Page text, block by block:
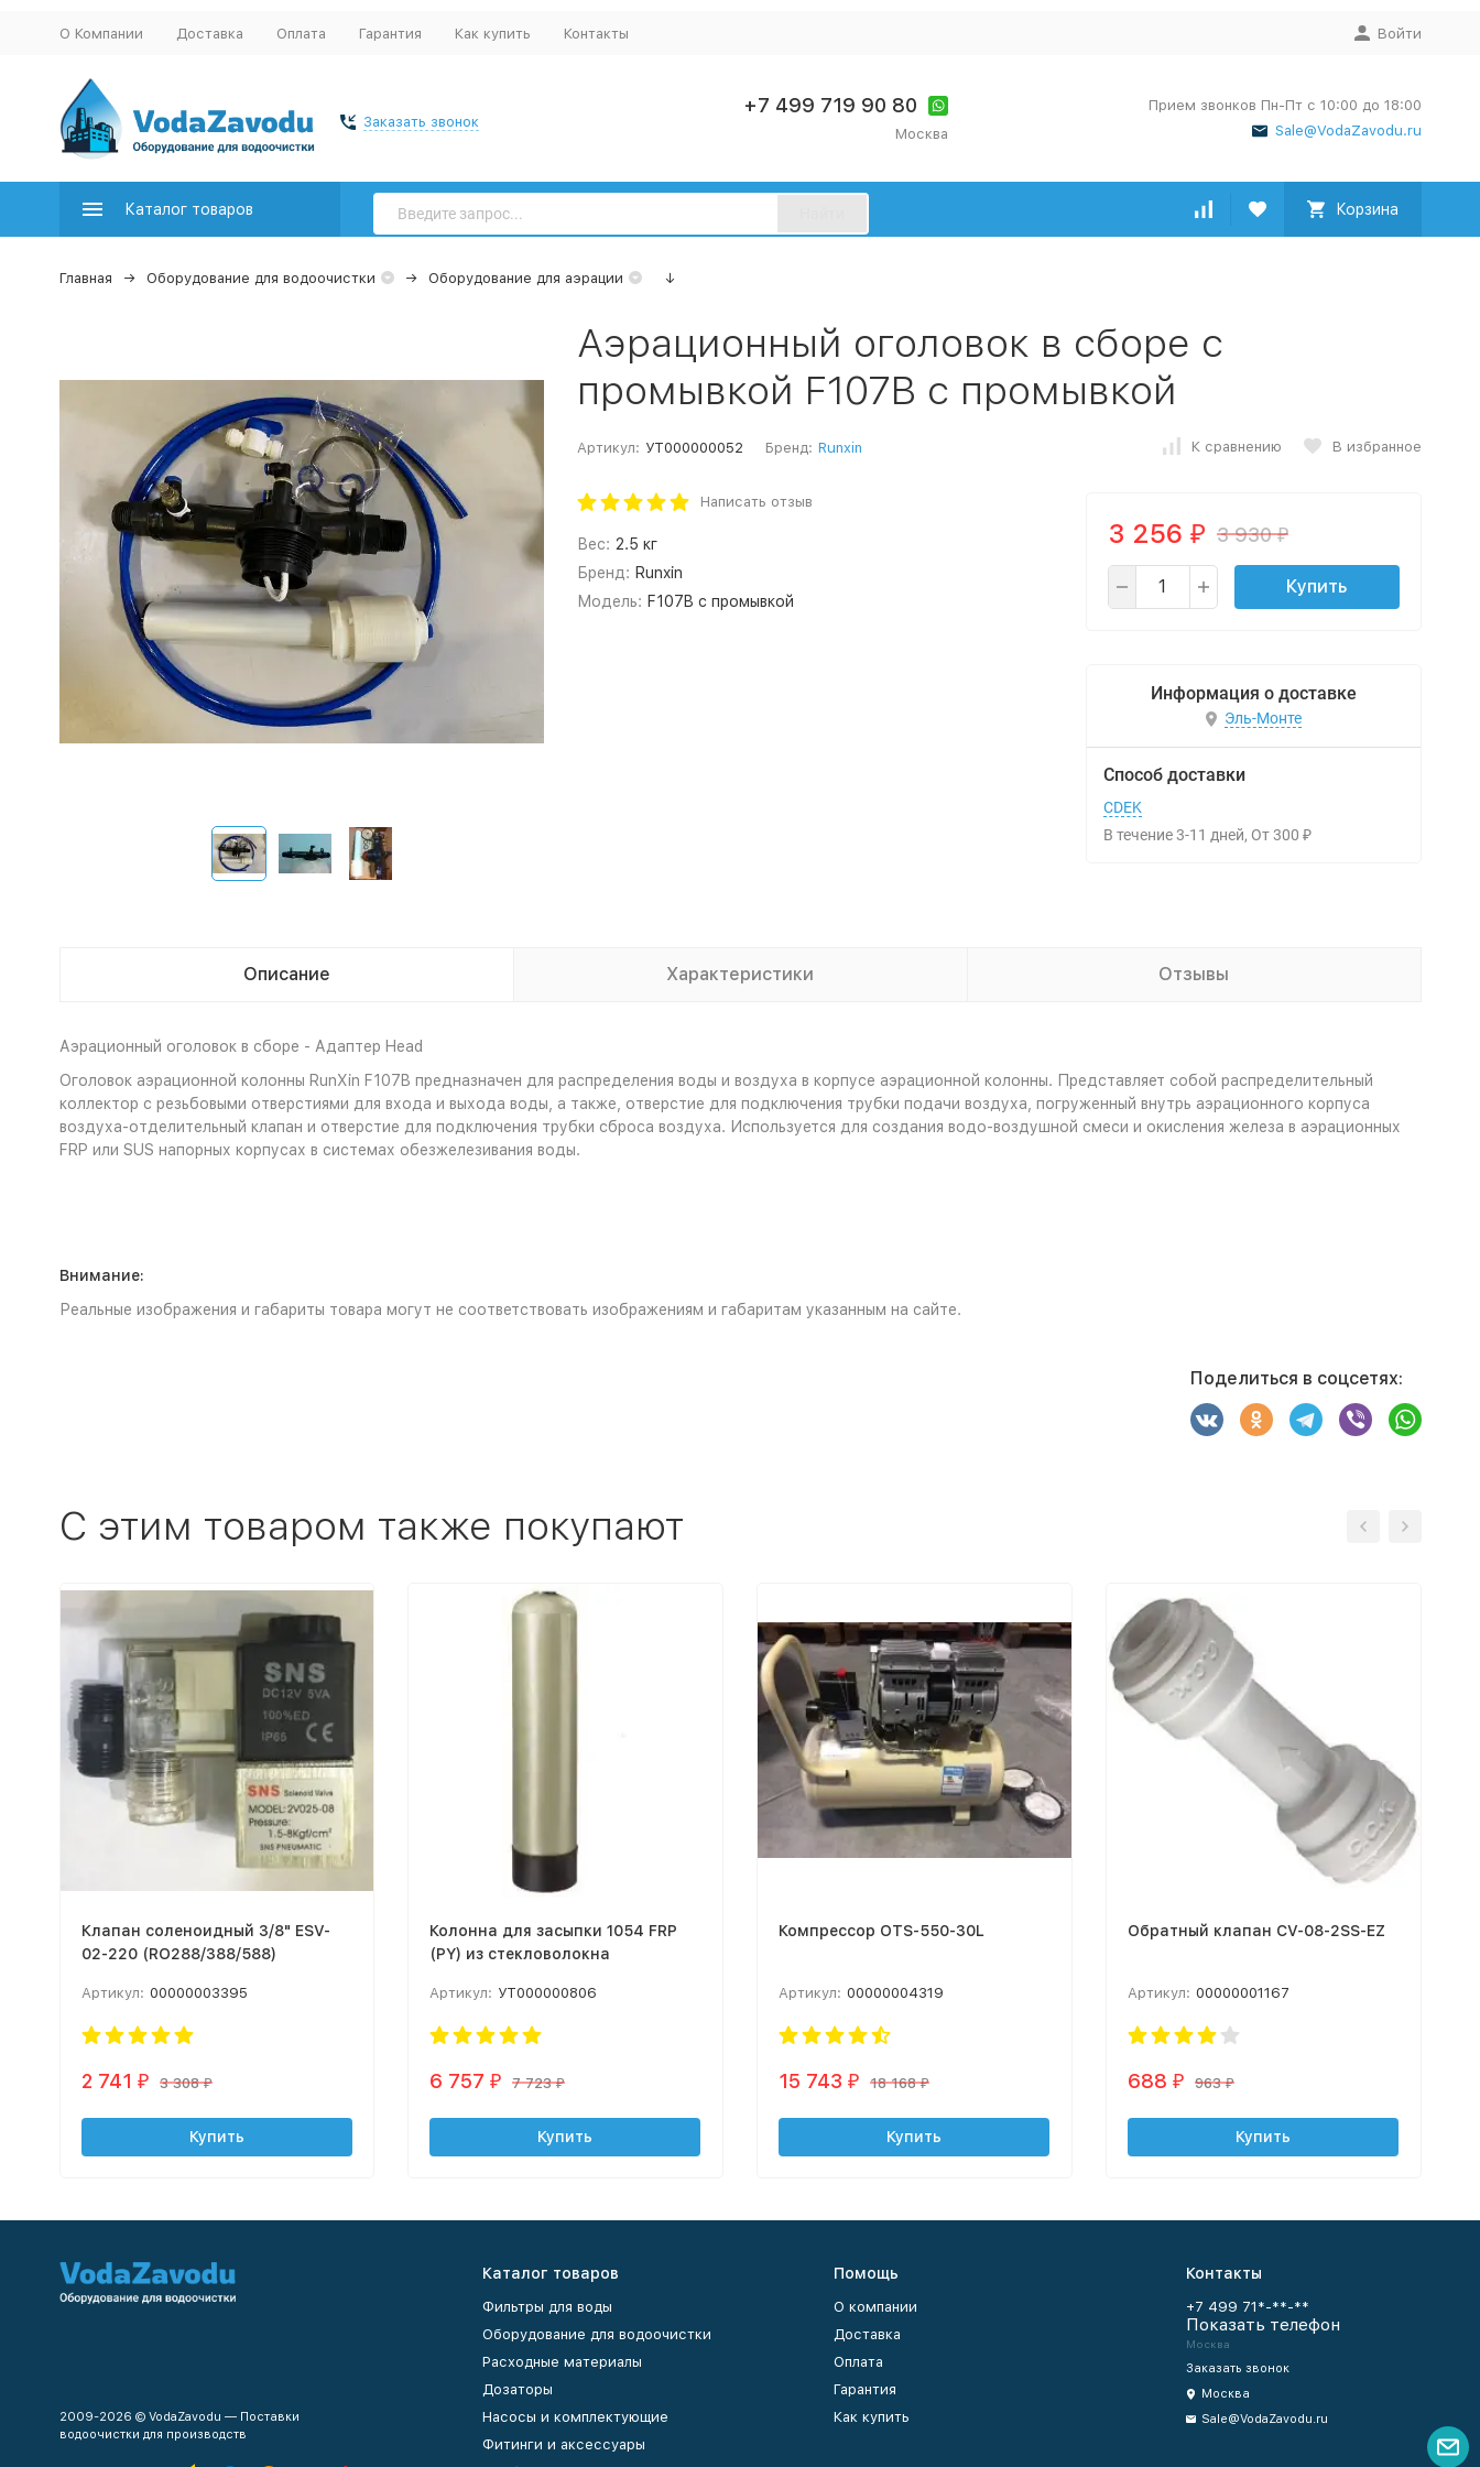
О Компании Доставка Оплата Гарантия Как купить Контакты Войти
Заказать звонок
+7 499 719 90 80
Москва
Прием звонков Пн-Пт с 10:00 до 18:00
Sale@VodaZavodu.ru
Каталог товаров Корзина
Главная Оборудование для водоочистки Оборудование для аэрации ↓
Аэрационный оголовок в сборе с
промывкой F107B с промывкой
Артикул: УТ000000052 Бренд: Runxin К сравнению В избранное
Написать отзыв
Вес: 2.5 кг
Бренд: Runxin
Модель: F107B с промывкой
3 256 ₽ 3 930₽
Купить
Информация о доставке
Эль-Монте
Способ доставки
CDEK
В течение 3-11 дней От 300 ₽
Описание Характеристики Отзывы
Аэрационный оголовок в сборе - Адаптер Head
Оголовок аэрационной колонны RunXin F107B предназначен для распределения воды и воздуха в корпусе аэрационной колонны. Представляет собой распределительный
коллектор с резьбовыми отверстиями для входа и выхода воды, а также, отверстие для подключения трубки подачи воздуха, погруженный внутрь аэрационного корпуса
воздуха-отделительный клапан и отверстие для подключения трубки сброса воздуха. Используется для создания водо-воздушной смеси и окисления железа в аэрационных
FRP или SUS напорных корпусах в системах обезжелезивания воды.
Внимание:
Реальные изображения и габариты товара могут не соответствовать изображениям и габаритам указанным на сайте.
Поделиться в соцсетях:
C этим товаром также покупают
Клапан соленоидный 3/8" ESV-
02-220 (RO288/388/588)
Артикул: 00000003395
2 741 ₽ 3 308₽
Купить
Колонна для засыпки 1054 FRP
(PY) из стекловолокна
Артикул: УТ000000806
6 757₽ 7 723₽
Купить
Компрессор OTS-550-30L
Артикул: 00000004319
15 743 ₽ 18 168₽
Купить
Обратный клапан CV-08-2SS-EZ
Артикул: 00000001167
688 ₽ 963₽
Купить
2009-2026 © VodaZavodu — Поставки
водоочистки для производств
Каталог товаров
Фильтры для воды
Оборудование для водоочистки
Расходные материалы
Дозаторы
Насосы и комплектующие
Фитинги и аксессуары
Помощь
О компании
Доставка
Оплата
Гарантия
Как купить
Контакты
+7 499 71*-**-**
Показать телефон
Москва
Заказать звонок
Москва
Sale@VodaZavodu.ru